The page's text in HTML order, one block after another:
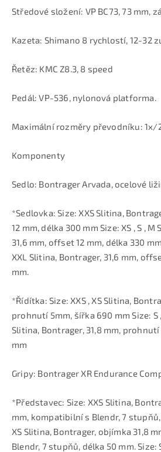
Středové složení: VP BC73, 73 mm,
Kazeta: Shimano 8 rychlostí, 12-32
Řetěz: KMC Z8.3, 8 speed
Pedál: VP-536, nylonová platforma.
Maximální rozměry převodníku: 1x/
Komponenty
Sedlo: Bontrager Arvada, ocelové
*Sedlovka: Size: XXS Slitina,
12 mm, délka 300 mm Size: XS , S ,
31,6 mm, offset 12 mm, délka 330
XXL Slitina, Bontrager, 31,6 mm,
mm.
*Řídítka: Size: XXS , XS Slitina,
prohnutí 5mm, šířka 690 mm Size: S ,
Slitina, Bontrager, 31,8 mm,
mm
Gripy: Bontrager XR Endurance
*Představec: Size: XXS Slitina,
mm, kompatibilní s Blendr, 7 stupňů,
XS Slitina, Bontrager, objímka 31,8
Blendr, 7 stupňů, délka 50 mm. Size: